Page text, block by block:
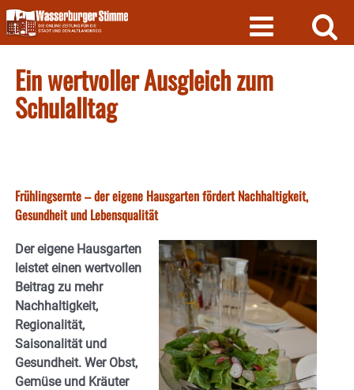
Skip
to
content
Ein wertvoller Ausgleich zum
Schulalltag
Frühlingsernte – der eigene Hausgarten fördert Nachhaltigkeit,
Gesundheit und Lebensqualität
Der eigene Hausgarten
leistet einen wertvollen
Beitrag zu mehr
Nachhaltigkeit,
Regionalität,
Saisonalität und
Gesundheit. Wer Obst,
Gemüse und Kräuter